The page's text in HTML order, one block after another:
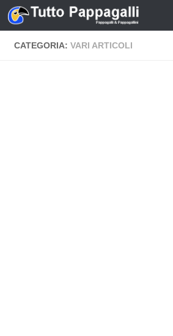
Salta al contenuto
CATEGORIA: VARI ARTICOLI